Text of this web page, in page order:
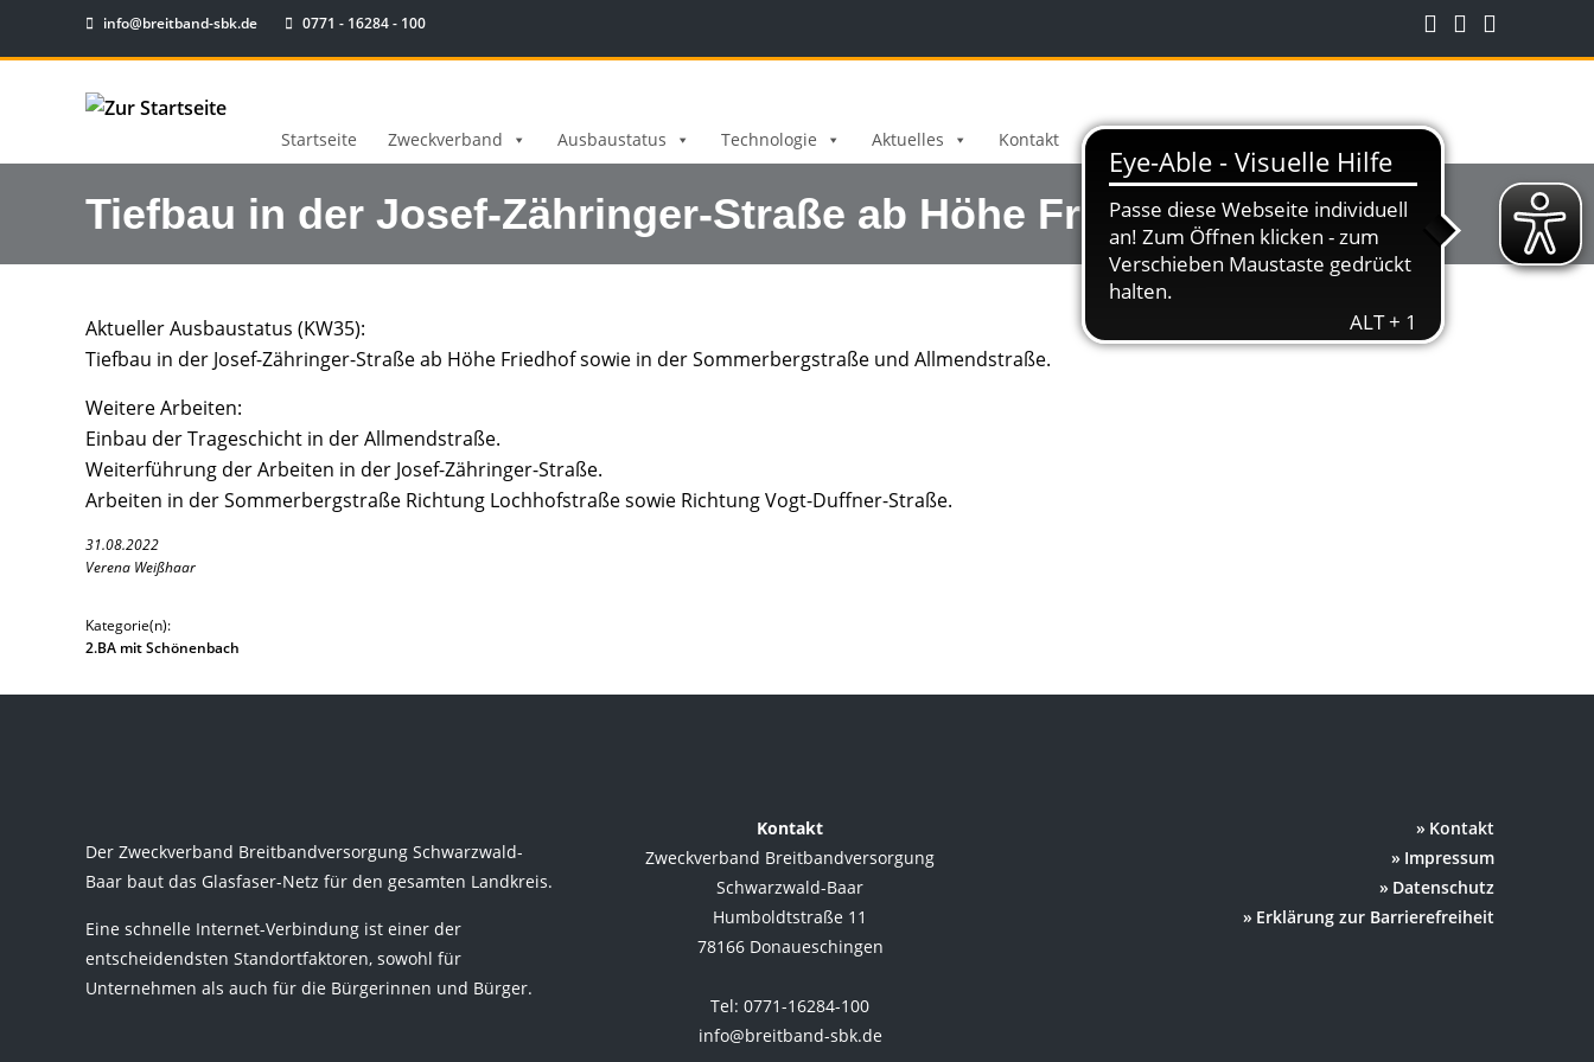
info@breitband-sbk.de 0771 - 16284 - 100
Startseite Zweckverband Ausbaustatus Technologie Aktuelles Kontakt
Tiefbau in der Josef-Zähringer-Straße ab Höhe Friedhof
Aktueller Ausbaustatus (KW35):
Tiefbau in der Josef-Zähringer-Straße ab Höhe Friedhof sowie in der Sommerbergstraße und Allmendstraße.
Weitere Arbeiten:
Einbau der Trageschicht in der Allmendstraße.
Weiterführung der Arbeiten in der Josef-Zähringer-Straße.
Arbeiten in der Sommerbergstraße Richtung Lochhofstraße sowie Richtung Vogt-Duffner-Straße.
31.08.2022
Verena Weißhaar
Kategorie(n):
2.BA mit Schönenbach
Der Zweckverband Breitbandversorgung Schwarzwald-
Baar baut das Glasfaser-Netz für den gesamten Landkreis.
Eine schnelle Internet-Verbindung ist einer der
entscheidendsten Standortfaktoren, sowohl für
Unternehmen als auch für die Bürgerinnen und Bürger.
Kontakt
Zweckverband Breitbandversorgung
Schwarzwald-Baar
Humboldtstraße 11
78166 Donaueschingen
Tel: 0771-16284-100
info@breitband-sbk.de
Kontakt
Impressum
Datenschutz
Erklärung zur Barrierefreiheit